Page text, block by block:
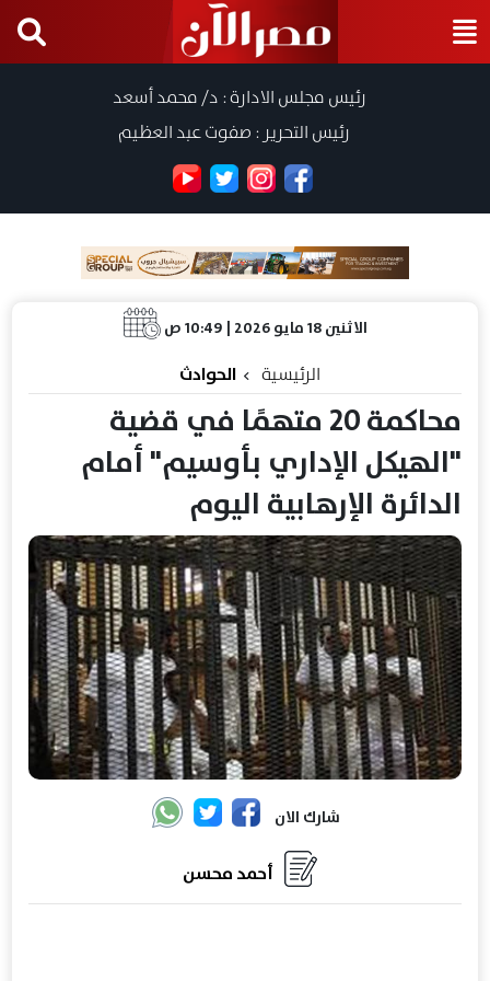
رئيس مجلس الادارة : د/ محمد أسعد
رئيس التحرير : صفوت عبد العظيم
الاثنين 18 مايو 2026 | 10:49 ص
الرئيسية الحوادث
محاكمة 20 متهمًا في قضية
"الهيكل الإداري بأوسيم" أمام
الدائرة الإرهابية اليوم
شارك الان
أحمد محسن